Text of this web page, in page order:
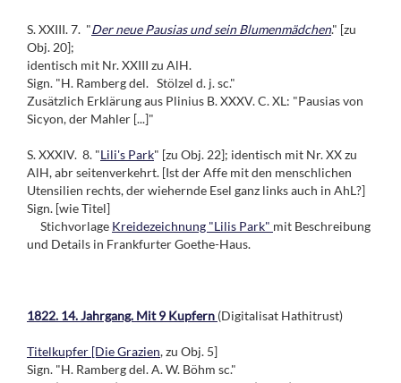
S. XXIII. 7. "Der neue Pausias und sein Blumenmädchen." [zu
Obj. 20];
identisch mit Nr. XXIII zu AlH.
Sign. "H. Ramberg del. Stölzel d. j. sc."
Zusätzlich Erklärung aus Plinius B. XXXV. C. XL: "Pausias von
Sicyon, der Mahler [...]"
S. XXXIV. 8. "Lili's Park" [zu Obj. 22]; identisch mit Nr. XX zu
AlH, abr seitenverkehrt. [Ist der Affe mit den menschlichen
Utensilien rechts, der wiehernde Esel ganz links auch in AhL?]
Sign. [wie Titel]
Stichvorlage Kreidezeichnung "Lilis Park" mit Beschreibung
und Details in Frankfurter Goethe-Haus.
1822. 14. Jahrgang. Mit 9 Kupfern (Digitalisat Hathitrust)
Titelkupfer [Die Grazien, zu Obj. 5]
Sign. "H. Ramberg del. A. W. Böhm sc."